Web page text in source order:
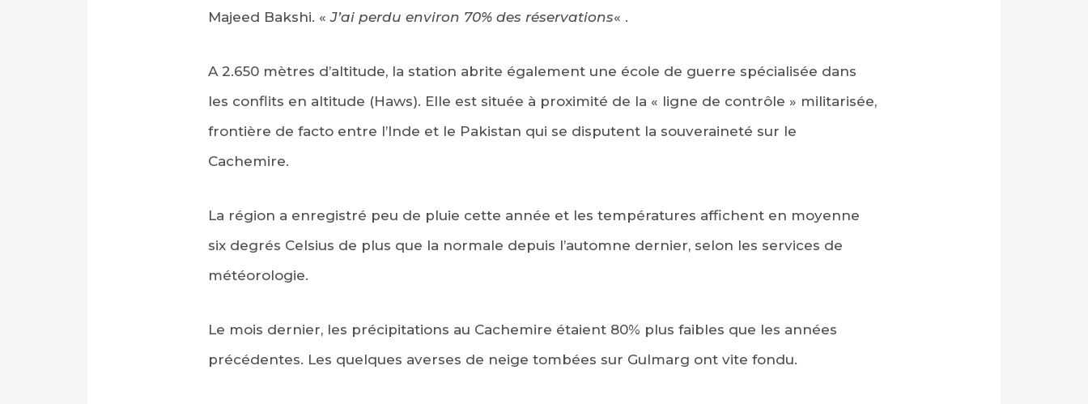
Majeed Bakshi. «J’ai perdu environ 70% des réservations« .
A 2.650 mètres d’altitude, la station abrite également une école de guerre spécialisée dans
les conflits en altitude (Haws). Elle est située à proximité de la « ligne de contrôle » militarisée,
frontière de facto entre l’Inde et le Pakistan qui se disputent la souveraineté sur le
Cachemire.
La région a enregistré peu de pluie cette année et les températures affichent en moyenne
six degrés Celsius de plus que la normale depuis l’automne dernier, selon les services de
météorologie.
Le mois dernier, les précipitations au Cachemire étaient 80% plus faibles que les années
précédentes. Les quelques averses de neige tombées sur Gulmarg ont vite fondu.